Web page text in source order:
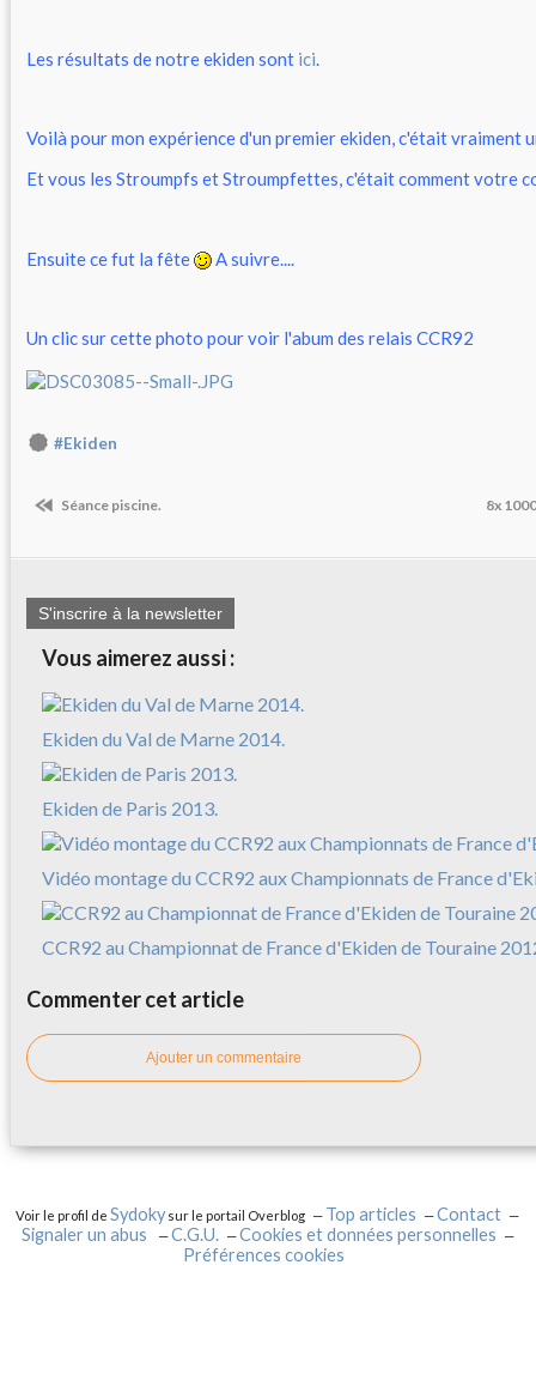
Les résultats de notre ekiden sont ici.
Voilà pour mon expérience d'un premier ekiden, c'était vraiment
Et vous les Stroumpfs et Stroumpfettes, c'était comment votre
Ensuite ce fut la fête A suivre....
Un clic sur cette photo pour voir l'abum des relais CCR92
#Ekiden
Séance piscine. 8x
S'inscrire à la newsletter
Vous aimerez aussi :
Ekiden du Val de Marne 2014.
Ekiden de Paris 2013.
Vidéo montage du CCR92 aux Championnats de France
CCR92 au Championnat de France d'Ekiden de Touraine
Commenter cet article
Ajouter un commentaire
Voir le profil deSydokysur le portail Overblog Top articles
Contact
Signaler un abus
C.G.U.
Cookies et données personnelles
Préférences cookies